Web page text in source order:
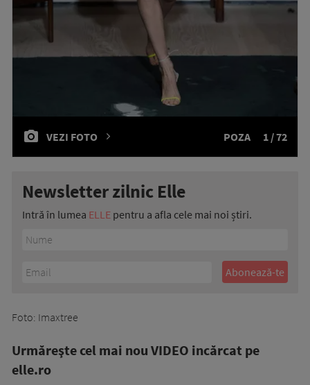
VEZI FOTO POZA 1 / 72
Newsletter zilnic Elle
Intră în lumea ELLE pentru a afla cele mai noi știri.
Foto: Imaxtree
Urmăreşte cel mai nou VIDEO incărcat pe
elle.ro